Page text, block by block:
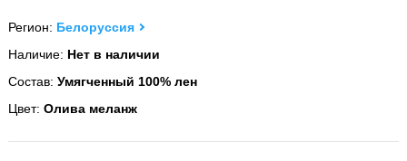
Регион: Белоруссия
Наличие: Нет в наличии
Состав: Умягченный 100% лен
Цвет: Олива меланж